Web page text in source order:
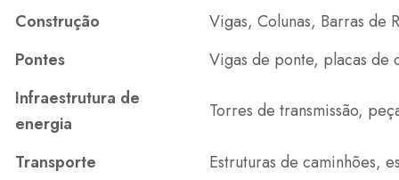
Construção
Vigas, Colunas, Barras de
Pontes
Vigas de ponte, placas de
Infraestrutura de
energia
Torres de transmissão,
Transporte Estruturas de caminhões,